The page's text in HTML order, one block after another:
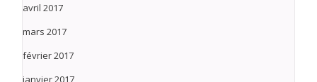
avril 2017
mars 2017
février 2017
janvier 2017